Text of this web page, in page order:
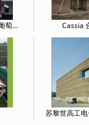
萄… Cassia
苏黎世高工